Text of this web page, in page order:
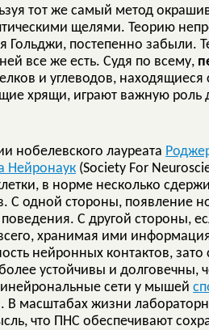
тот же самый метод
щелями. Теорию
Гольджи, постепенно забыли.
все же есть. Судя по всему,
и углеводов,
хрящи, играют важную
нобелевского лауреата
Нейронаук (Society For
в норме несколько
одной стороны, появление
поведения. С другой стороны,
хранимая ими
нейронных контактов,
устойчивы и
сети у мышей
В масштабах жизни
что ПНС обеспечивают